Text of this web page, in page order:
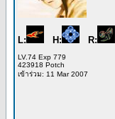
L: H: R:
LV.74 Exp 779
423918 Potch
เข้าร่วม: 11 Mar 2007